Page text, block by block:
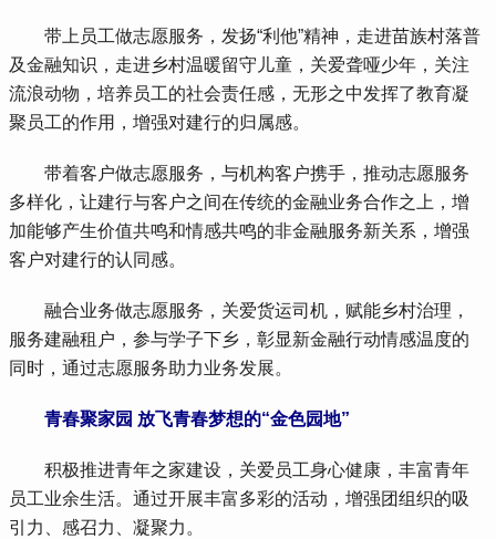
带上员工做志愿服务，发扬“利他”精神，走进苗族村落普
及金融知识，走进乡村温暖留守儿童，关爱聋哑少年，关注
流浪动物，培养员工的社会责任感，无形之中发挥了教育凝
聚员工的作用，增强对建行的归属感。
带着客户做志愿服务，与机构客户携手，推动志愿服务
多样化，让建行与客户之间在传统的金融业务合作之上，增
加能够产生价值共鸣和情感共鸣的非金融服务新关系，增强
客户对建行的认同感。
融合业务做志愿服务，关爱货运司机，赋能乡村治理，
服务建融租户，参与学子下乡，彰显新金融行动情感温度的
同时，通过志愿服务助力业务发展。
青春聚家园 放飞青春梦想的“金色园地”
积极推进青年之家建设，关爱员工身心健康，丰富青年
员工业余生活。通过开展丰富多彩的活动，增强团组织的吸
引力、感召力、凝聚力。